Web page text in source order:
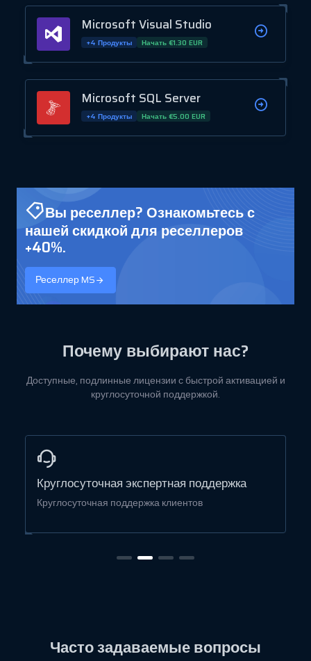
Microsoft Visual Studio
+4 Продукты Начать €1.30 EUR
Microsoft SQL Server
+4 Продукты Начать €5.00 EUR
Вы реселлер? Ознакомьтесь с
нашей скидкой для реселлеров
+40%.
Реселлер MS
Почему выбирают нас?
Доступные, подлинные лицензии с быстрой активацией и
круглосуточной поддержкой.
Простая активация
Быстрая активация лицензии в один клик
Часто задаваемые вопросы